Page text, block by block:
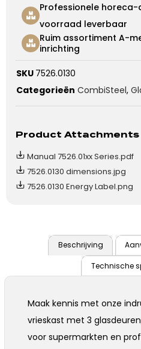
Professionele
voorraad leverbaar
Ruim assortiment A-
inrichting
SKU 7526.0130
Categorieën CombiSteel,
Product Attachments
Manual 7526.01xx Series.pdf
7526.0130 dimensions.jpg
7526.0130 Energy Label.png
Beschrijving
Technische
Maak kennis met onze
vrieskast met 3
voor supermarkten en